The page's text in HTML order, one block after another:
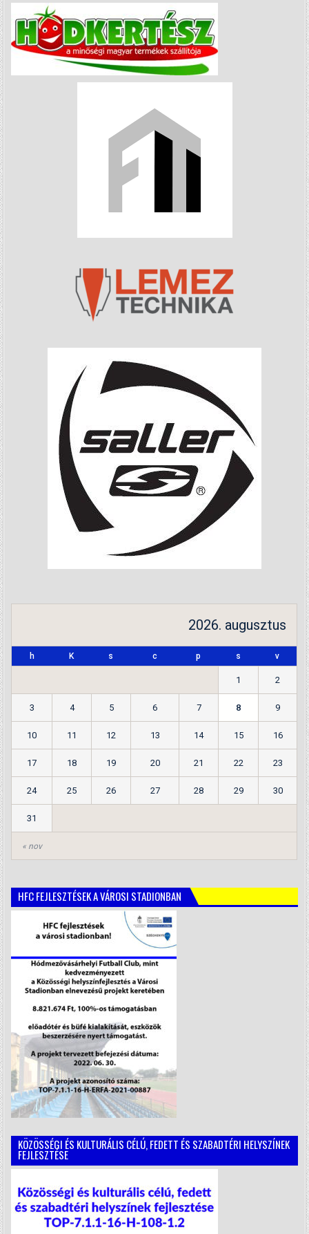
2026. augusztus
h K s c p s v
« nov
1 2
3 4 5 6 7 8 9
10 11 12 13 14 15 16
17 18 19 20 21 22 23
24 25 26 27 28 29 30
31
HFC FEJLESZTÉSEK A VÁROSI STADIONBAN
KÖZÖSSÉGI ÉS KULTURÁLIS CÉLÚ, FEDETT ÉS SZABADTÉRI HELYSZÍNEK
FEJLESZTÉSE